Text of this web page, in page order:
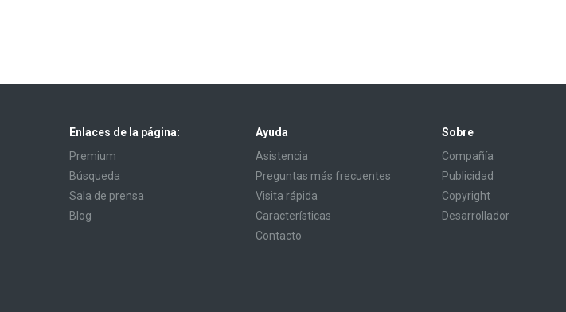
Enlaces de la página:
Premium
Búsqueda
Sala de prensa
Blog
Ayuda
Asistencia
Preguntas más frecuentes
Visita rápida
Características
Contacto
Sobre
Compañía
Publicidad
Copyright
Desarrollador